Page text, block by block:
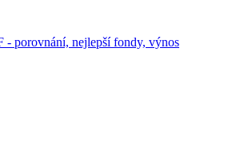
- porovnání, nejlepší fondy, výnos